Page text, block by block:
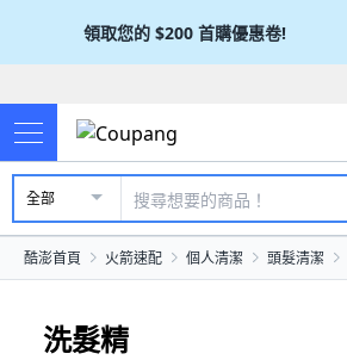
領取您的 $200 首購優惠卷!
全部
酷澎首頁 火箭速配 個人清潔 頭髮清潔
洗髮精